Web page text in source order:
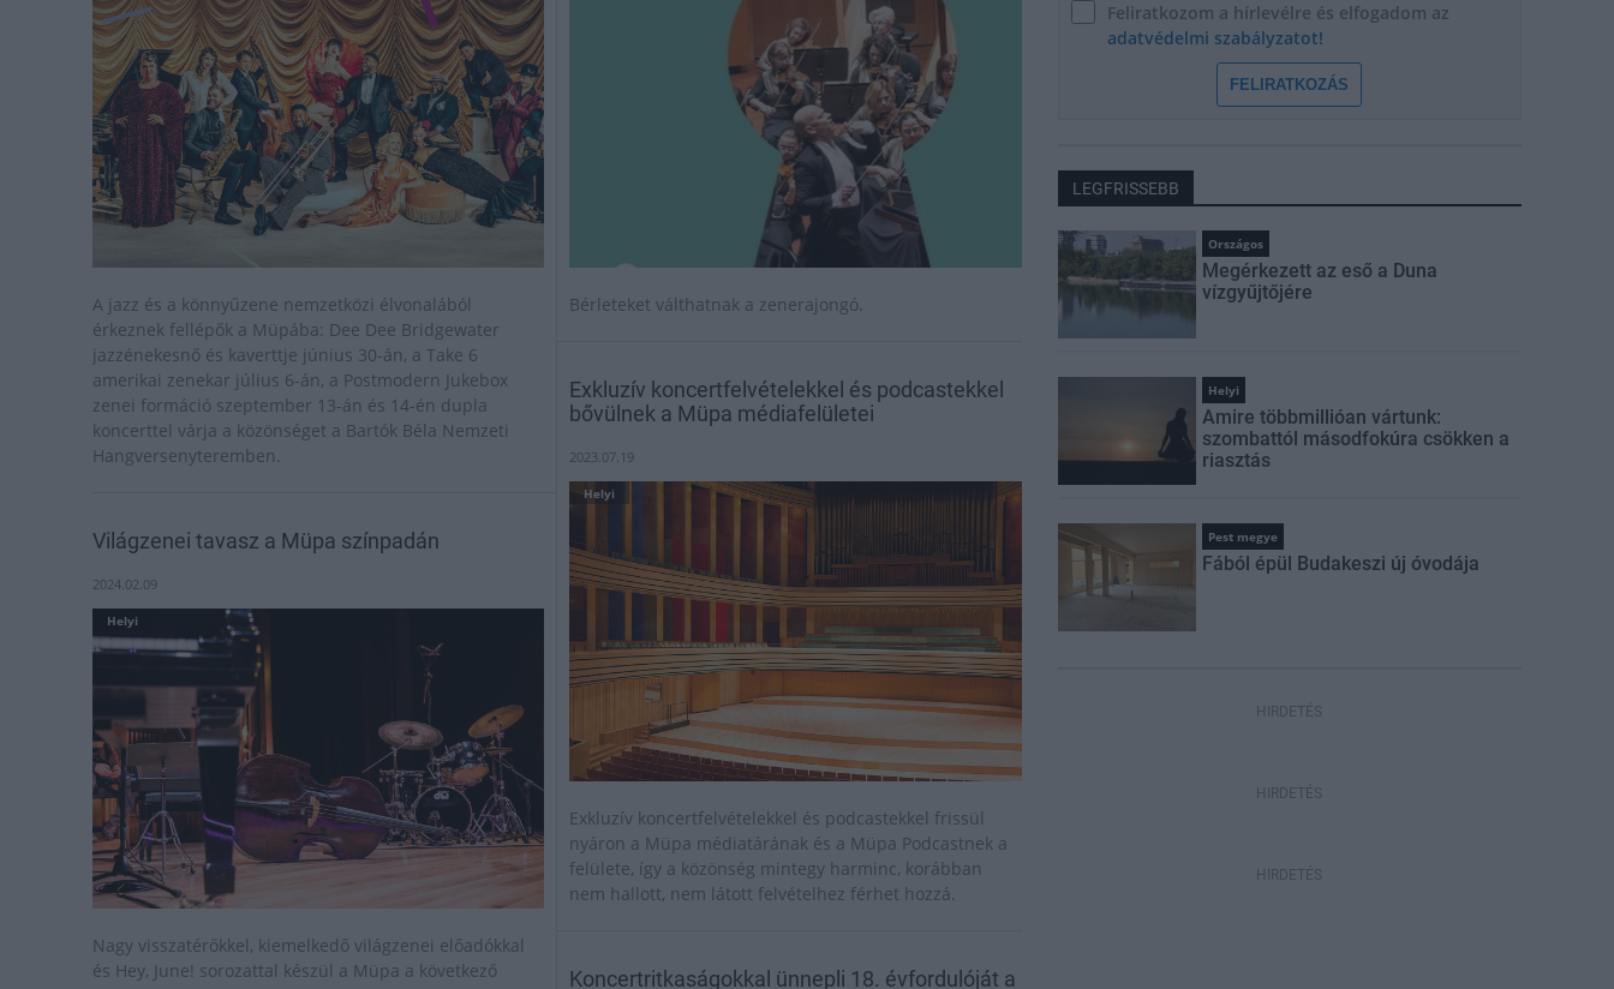
A jazz és a könnyűzene nemzetközi élvonalából
érkeznek fellépők a Müpába: Dee Dee Bridgewater
jazzénekesnő és kaverttje június 30-án, a Take 6
amerikai zenekar július 6-án, a Postmodern Jukebox
zenei formáció szeptember 13-án és 14-én dupla
koncerttel várja a közönséget a Bartók Béla Nemzeti
Hangversenyteremben.
Világzenei tavasz a Müpa színpadán
2024.02.09
Helyi
Nagy visszatérőkkel, kiemelkedő világzenei előadókkal
és Hey, June! sorozattal készül a Müpa a következő
Bérleteket válthatnak a zenerajongó.
Exkluzív koncertfelvételekkel és podcastekkel
bővülnek a Müpa médiafelületei
2023.07.19
Helyi
Exkluzív koncertfelvételekkel és podcastekkel frissül
nyáron a Müpa médiatárának és a Müpa Podcastnek a
felülete, így a közönség mintegy harminc, korábban
nem hallott, nem látott felvételhez férhet hozzá.
Koncertritkaságokkal ünnepli 18. évfordulóját a
Feliratkozom a hírlevélre és elfogadom az
adatvédelmi szabályzatot!
FELIRATKOZÁS
LEGFRISSEBB
Országos
Megérkezett az eső a Duna
vízgyűjtőjére
Helyi
Amire többmillióan vártunk:
szombattól másodfokúra csökken a
riasztás
Pest megye
Fából épül Budakeszi új óvodája
HIRDETÉS
HIRDETÉS
HIRDETÉS